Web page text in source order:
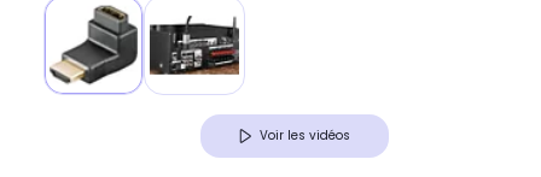
Voir les vidéos